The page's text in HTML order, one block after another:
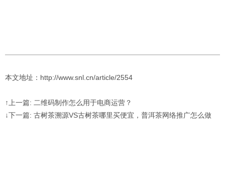
本文地址：http://www.snl.cn/article/2554
↑上一篇: 二维码制作怎么用于电商运营？
↓下一篇: 古树茶溯源VS古树茶哪里买便宜，普洱茶网络推广怎么做